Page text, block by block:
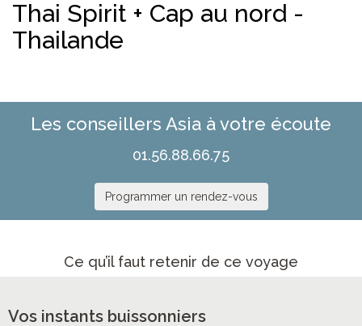
Thai Spirit + Cap au nord -
Thailande
Les conseillers Asia à votre écoute
01.56.88.66.75
Programmer un rendez-vous
Ce qu’il faut retenir de ce voyage
Vos instants buissonniers